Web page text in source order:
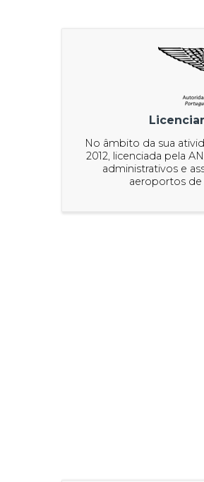
No âmbito da sua
2012, licenciada pela
administrativos e
aeroportos de